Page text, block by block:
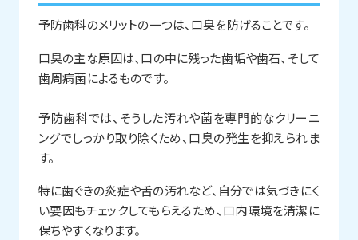
予防歯科のメリットの一つは、口臭を防げることです。
口臭の主な原因は、口の中に残った歯垢や歯石、そして
歯周病菌によるものです。
予防歯科では、そうした汚れや菌を専門的なクリーニ
ングでしっかり取り除くため、口臭の発生を抑えられま
す。
特に歯ぐきの炎症や舌の汚れなど、自分では気づきにく
い要因もチェックしてもらえるため、口内環境を清潔に
保ちやすくなります。